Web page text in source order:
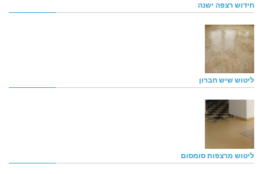
חידוש רצפה ישנה
ליטוש שיש חברון
ליטוש מרצפות סומסום